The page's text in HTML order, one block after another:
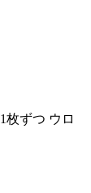
枚ずつ ウロ